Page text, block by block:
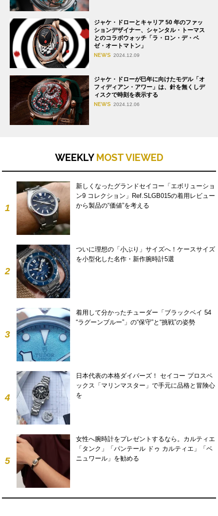
ジャケ・ドローとキャリア 50 年のファッ
ションデザイナー、シャンタル・トーマス
とのコラボウォッチ「ラ・ロン・デ・ベ
ゼ・オートマトン」
NEWS 2024.12.09
ジャケ・ドローが巳年に向けたモデル「オ
フィディアン・アワー」は、針を無くしデ
ィスクで時刻を表示する
NEWS 2024.12.06
WEEKLY MOST VIEWED
1
新しくなったグランドセイコー「エボリューショ
ン9 コレクション」Ref.SLGB015の着用レビュー
から製品の“価値”を考える
2
ついに理想の「小ぶり」サイズへ！ケースサイズ
を小型化した名作・新作腕時計5選
3
着用して分かったチューダー「ブラックベイ 54
“ラグーンブルー”」の“保守”と“挑戦”の姿勢
4
日本代表の本格ダイバーズ！ セイコー プロスペ
ックス「マリンマスター」で手元に品格と冒険心
を
5
女性へ腕時計をプレゼントするなら。カルティエ
「タンク」「パンテール ドゥ カルティエ」「ベ
ニュワール」を勧める